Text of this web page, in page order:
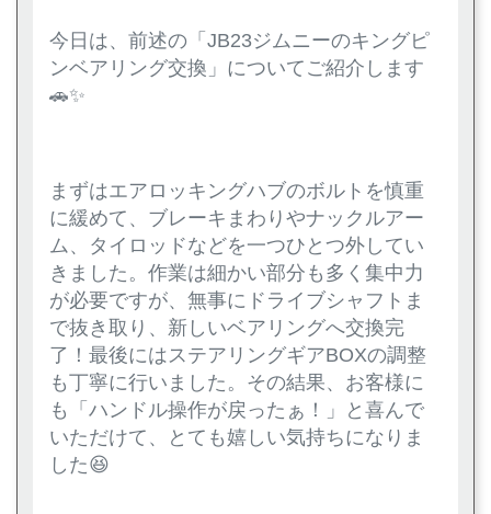
今日は、前述の「JB23ジムニーのキングピ
ンベアリング交換」についてご紹介します
🚗✨
まずはエアロッキングハブのボルトを慎重
に緩めて、ブレーキまわりやナックルアー
ム、タイロッドなどを一つひとつ外してい
きました。作業は細かい部分も多く集中力
が必要ですが、無事にドライブシャフトま
で抜き取り、新しいベアリングへ交換完
了！最後にはステアリングギアBOXの調整
も丁寧に行いました。その結果、お客様に
も「ハンドル操作が戻ったぁ！」と喜んで
いただけて、とても嬉しい気持ちになりま
した😆